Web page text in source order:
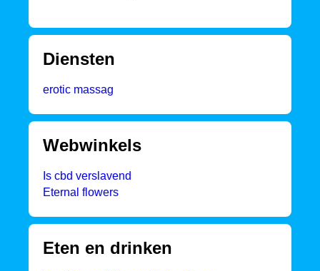
Diensten
erotic massag
Webwinkels
Is cbd verslavend
Eternal flowers
Eten en drinken